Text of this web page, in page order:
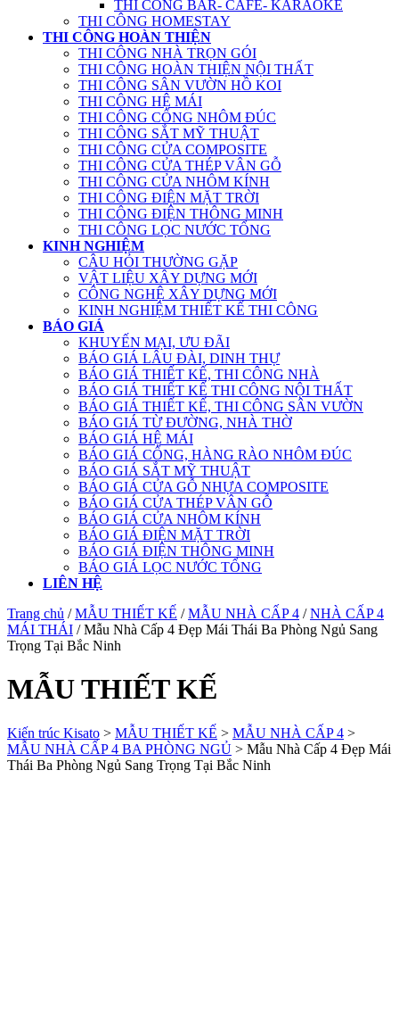
THI CÔNG BAR- CAFE- KARAOKE
THI CÔNG HOMESTAY
THI CÔNG HOÀN THIỆN
THI CÔNG NHÀ TRỌN GÓI
THI CÔNG HOÀN THIỆN NỘI THẤT
THI CÔNG SÂN VƯỜN HỒ KOI
THI CÔNG HỆ MÁI
THI CÔNG CỔNG NHÔM ĐÚC
THI CÔNG SẮT MỸ THUẬT
THI CÔNG CỬA COMPOSITE
THI CÔNG CỬA THÉP VÂN GỖ
THI CÔNG CỬA NHÔM KÍNH
THI CÔNG ĐIỆN MẶT TRỜI
THI CÔNG ĐIỆN THÔNG MINH
THI CÔNG LỌC NƯỚC TỔNG
KINH NGHIỆM
CÂU HỎI THƯỜNG GẶP
VẬT LIỆU XÂY DỰNG MỚI
CÔNG NGHỆ XÂY DỰNG MỚI
KINH NGHIỆM THIẾT KẾ THI CÔNG
BÁO GIÁ
KHUYẾN MẠI, ƯU ĐÃI
BÁO GIÁ LÂU ĐÀI, DINH THỰ
BÁO GIÁ THIẾT KẾ, THI CÔNG NHÀ
BÁO GIÁ THIẾT KẾ THI CÔNG NỘI THẤT
BÁO GIÁ THIẾT KẾ, THI CÔNG SÂN VƯỜN
BÁO GIÁ TỪ ĐƯỜNG, NHÀ THỜ
BÁO GIÁ HỆ MÁI
BÁO GIÁ CỔNG, HÀNG RÀO NHÔM ĐÚC
BÁO GIÁ SẮT MỸ THUẬT
BÁO GIÁ CỬA GỖ NHỰA COMPOSITE
BÁO GIÁ CỬA THÉP VÂN GỖ
BÁO GIÁ CỬA NHÔM KÍNH
BÁO GIÁ ĐIỆN MẶT TRỜI
BÁO GIÁ ĐIỆN THÔNG MINH
BÁO GIÁ LỌC NƯỚC TỔNG
LIÊN HỆ
Trang chủ /MẪU THIẾT KẾ /MẪU NHÀ CẤP 4 /NHÀ CẤP 4
MÁI THÁI / Mẫu Nhà Cấp 4 Đẹp Mái Thái Ba Phòng Ngủ Sang
Trọng Tại Bắc Ninh
MẪU THIẾT KẾ
Kiến trúc Kisato > MẪU THIẾT KẾ > MẪU NHÀ CẤP 4 >
MẪU NHÀ CẤP 4 BA PHÒNG NGỦ > Mẫu Nhà Cấp 4 Đẹp Mái
Thái Ba Phòng Ngủ Sang Trọng Tại Bắc Ninh